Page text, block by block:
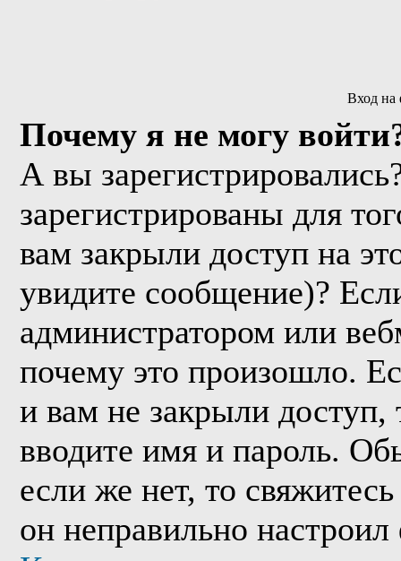
Вход на
Почему я не могу
А вы
зарегистрированы для
вам закрыли доступ на
увидите сообщение)?
администратором или
почему это произошло.
и вам не закрыли доступ,
вводите имя и пароль.
если же нет, то
он неправильно